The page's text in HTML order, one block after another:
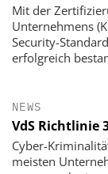
Mit der
Unternehmens
Security-
erfolgreich
NEWS
VdS Richtlinie
Cyber-
meisten